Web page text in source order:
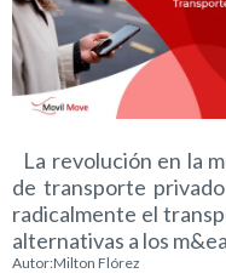
La revolución en la
de transporte
radicalmente el
alternativas a los
Autor:Milton Flórez